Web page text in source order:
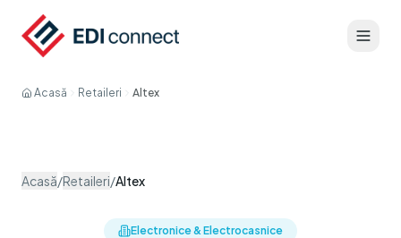
Acasă Retaileri Altex
Acasă/Retaileri/Altex
Electronice & Electrocasnice